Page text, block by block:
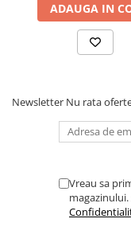
ADAUGA IN
Newsletter Nu rata
Vreau sa